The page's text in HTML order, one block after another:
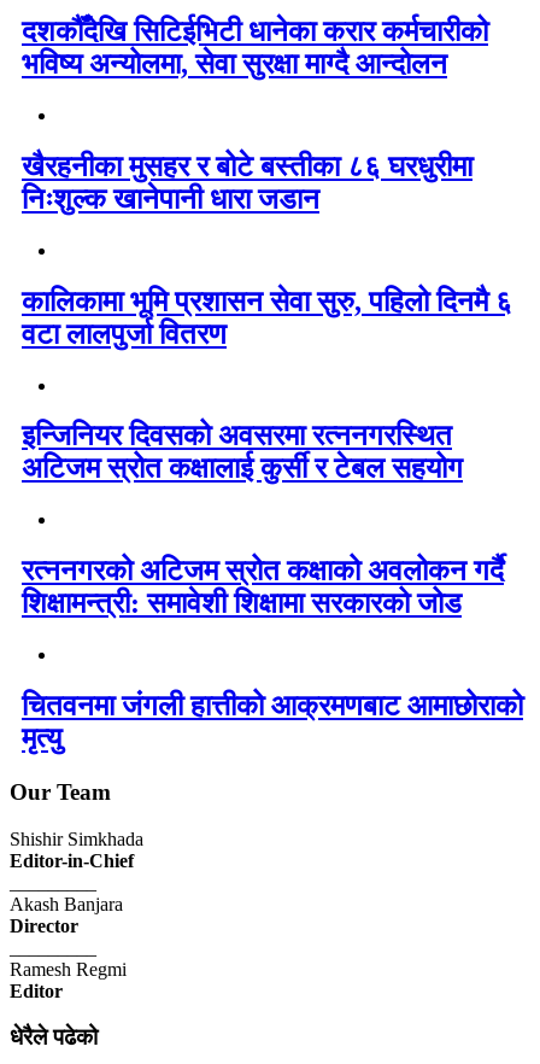
दशकौँदेखि सिटिईभिटी धानेका करार कर्मचारीको
भविष्य अन्योलमा, सेवा सुरक्षा माग्दै आन्दोलन
खैरहनीका मुसहर र बोटे बस्तीका ८६ घरधुरीमा
निःशुल्क खानेपानी धारा जडान
कालिकामा भूमि प्रशासन सेवा सुरु, पहिलो दिनमै ६
वटा लालपुर्जा वितरण
इन्जिनियर दिवसको अवसरमा रत्ननगरस्थित
अटिजम स्रोत कक्षालाई कुर्सी र टेबल सहयोग
रत्ननगरको अटिजम स्रोत कक्षाको अवलोकन गर्दै
शिक्षामन्त्री: समावेशी शिक्षामा सरकारको जोड
चितवनमा जंगली हात्तीको आक्रमणबाट आमाछोराको
मृत्यु
Our Team
Shishir Simkhada
Editor-in-Chief
Akash Banjara
Director
Ramesh Regmi
Editor
धेरैले पढेको